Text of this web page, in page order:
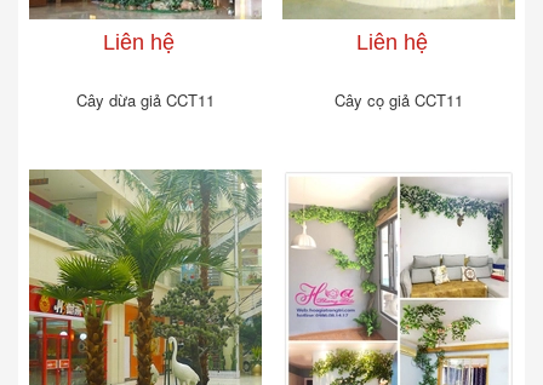
Liên hệ
Cây dừa giả CCT11
Liên hệ
Cây cọ giả CCT11